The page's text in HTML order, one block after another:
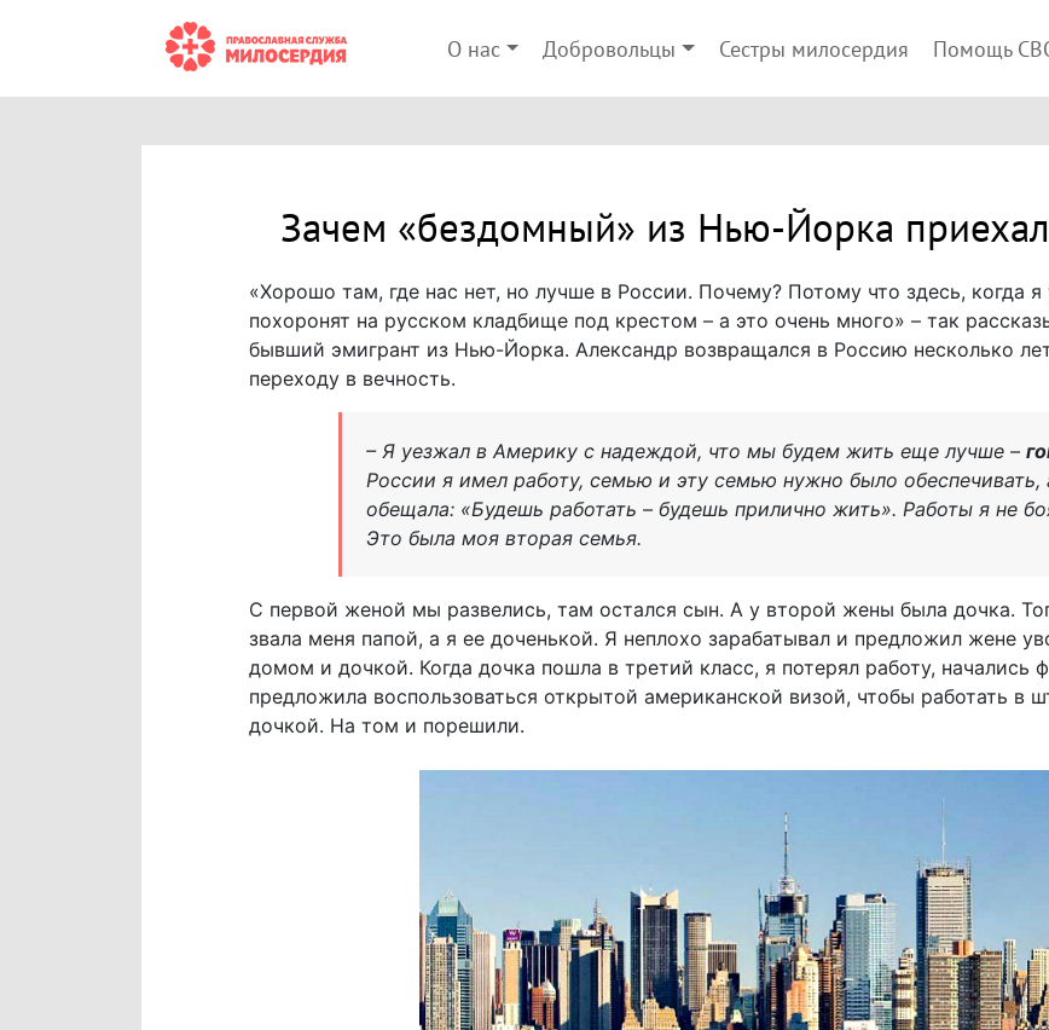
О нас Добровольцы Сестры милосердия Помощь
Зачем «бездомный» из Нью-Йорка приехал
«Хорошо там, где нас нет, но лучше в России. Почему? Потому что здесь, когда я
похоронят на русском кладбище под крестом – а это очень много» – так
бывший эмигрант из Нью-Йорка. Александр возвращался в Россию несколько
переходу в вечность.
– Я уезжал в Америку с надеждой, что мы будем жить еще лучше –
России я имел работу, семью и эту семью нужно было обеспечивать,
обещала: «Будешь работать – будешь прилично жить». Работы я не
Это была моя вторая семья.
С первой женой мы развелись, там остался сын. А у второй жены была дочка.
звала меня папой, а я ее доченькой. Я неплохо зарабатывал и предложил жене
домом и дочкой. Когда дочка пошла в третий класс, я потерял работу, начались
предложила воспользоваться открытой американской визой, чтобы работать в
дочкой. На том и порешили.